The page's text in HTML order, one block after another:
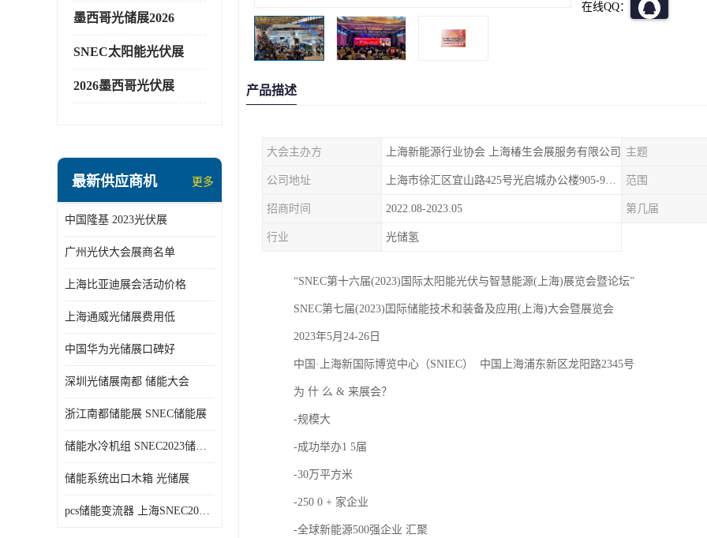
墨西哥光储展2026
SNEC太阳能光伏展
2026墨西哥光伏展
最新供应商机 更多
中国隆基 2023光伏展
广州光伏大会展商名单
上海比亚迪展会活动价格
上海通威光储展费用低
中国华为光储展口碑好
深圳光储展南都 储能大会
浙江南都储能展 SNEC储能展
储能水冷机组 SNEC2023储能展
储能系统出口木箱 光储展
pcs储能变流器 上海SNEC2023光伏展
在线QQ：
产品描述
大会主办方 上海新能源行业协会 上海椿生会展服务有限公司 主题
公司地址 上海市徐汇区宜山路425号光启城办公楼905-907室 范围
招商时间 2022.08-2023.05 第几届
行业 光储氢
“SNEC第十六届(2023)国际太阳能光伏与智慧能源(上海)展览会暨论坛”
SNEC第七届(2023)囯际储能技术和装备及应用(上海)大会暨展览会
2023年5月24-26日
中国·上海新国际博览中心（SNIEC） 中国上海浦东新区龙阳路2345号
为 什 么 & 来展会？
-规模大
-成功举办1 5届
-30万平方米
-250 0 + 家企业
-全球新能源500强企业 汇聚